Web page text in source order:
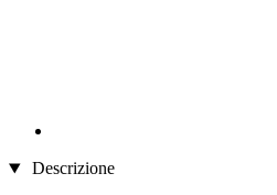
Descrizione